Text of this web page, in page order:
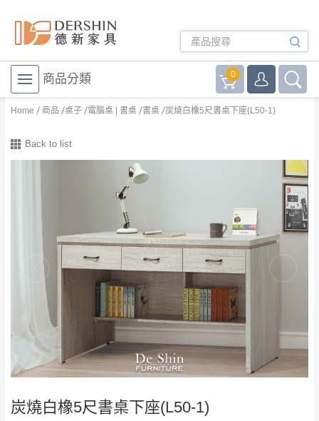
商品分類 0
Home 商品 桌子 電腦桌 | 書桌 書桌 炭燒白橡5尺書桌下座(L50-1)
Back to list
炭燒白橡5尺書桌下座(L50-1)